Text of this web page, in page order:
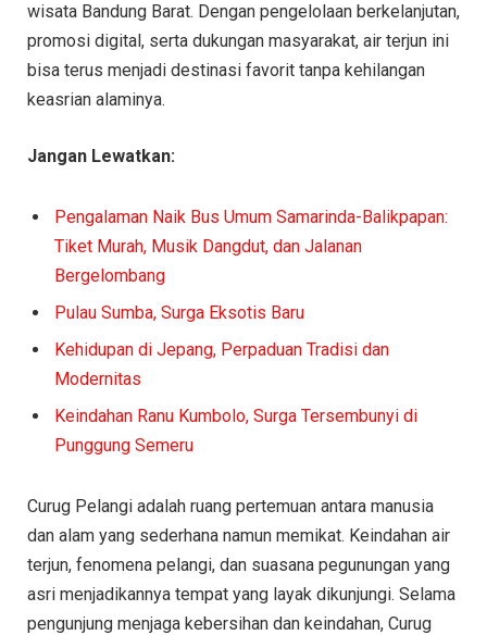
wisata Bandung Barat. Dengan pengelolaan berkelanjutan,
promosi digital, serta dukungan masyarakat, air terjun ini
bisa terus menjadi destinasi favorit tanpa kehilangan
keasrian alaminya.
Jangan Lewatkan:
Pengalaman Naik Bus Umum Samarinda-Balikpapan:
Tiket Murah, Musik Dangdut, dan Jalanan
Bergelombang
Pulau Sumba, Surga Eksotis Baru
Kehidupan di Jepang, Perpaduan Tradisi dan
Modernitas
Keindahan Ranu Kumbolo, Surga Tersembunyi di
Punggung Semeru
Curug Pelangi adalah ruang pertemuan antara manusia
dan alam yang sederhana namun memikat. Keindahan air
terjun, fenomena pelangi, dan suasana pegunungan yang
asri menjadikannya tempat yang layak dikunjungi. Selama
pengunjung menjaga kebersihan dan keindahan, Curug